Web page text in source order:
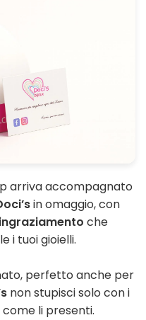
arriva accompagnato
in omaggio, con
che
i tuoi gioielli.
perfetto anche per
non stupisci solo con i
li presenti.